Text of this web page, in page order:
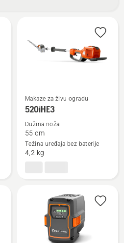
Pogledajte
više
detalja
520iHE3
Makaze za živu ogradu
520iHE3
Dužina noža
55 cm
Težina uređaja bez baterije
4,2 kg